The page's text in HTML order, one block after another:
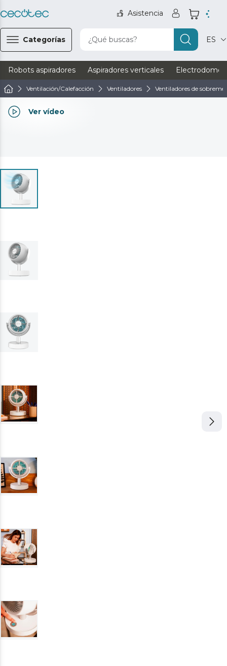
Asistencia
Categorías ¿Qué buscas? ES
Robots aspiradores Aspiradores verticales
Ventilación/Calefacción Ventiladores Ventiladores de
Ver vídeo